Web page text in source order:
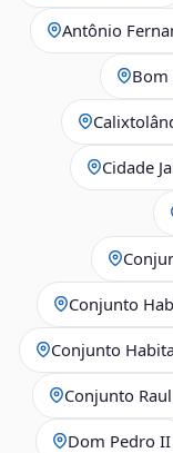
Antônio
Bom
Cidade
Conjunto
Conjunto
Conjunto
Dom Pedro II